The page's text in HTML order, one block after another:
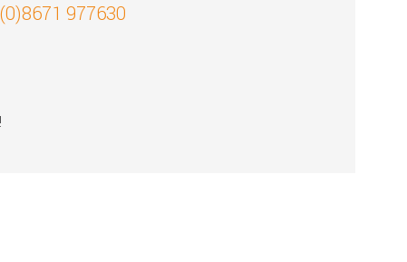
977630